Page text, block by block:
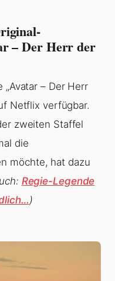
– Der Herr der
– Der Herr
Netflix verfügbar.
zweiten Staffel
die
möchte, hat dazu
Regie-Legende
)